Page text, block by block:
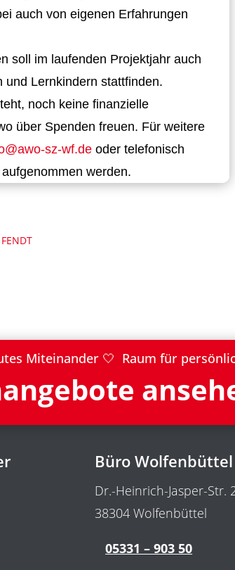
auch von eigenen Erfahrungen
soll im laufenden Projektjahr auch
und Lernkindern stattfinden.
noch keine finanzielle
über Spenden freuen. Für weitere
sz-wf.de oder telefonisch
werden.
Miteinander 🤍 Raum für
Büro Wolfenbüttel
Dr.-Heinrich-Jasper-Str.
38304 Wolfenbüttel
05331 – 903 50